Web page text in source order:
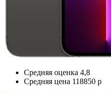
Средняя оценка 4,8
Средняя цена 118850 р